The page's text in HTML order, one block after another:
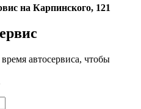
на Карпинского, 121
автосервиса, чтобы